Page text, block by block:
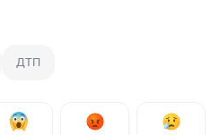
ДТП